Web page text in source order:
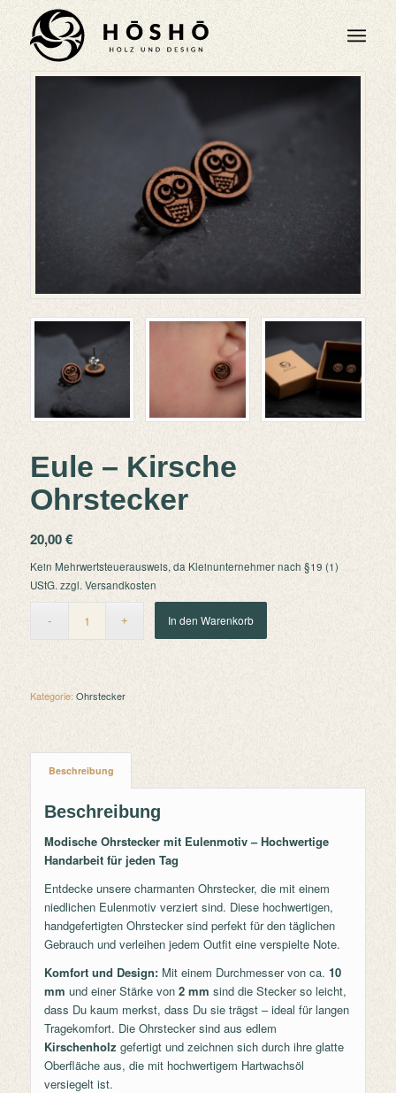
Eule – Kirsche
Ohrstecker
20,00€
Kein Mehrwertsteuerausweis, da Kleinunternehmer nach §19 (1)
UStG. zzgl.Versandkosten
In den Warenkorb
Kategorie: Ohrstecker
Beschreibung
Beschreibung
Modische Ohrstecker mit Eulenmotiv – Hochwertige
Handarbeit für jeden Tag
Entdecke unsere charmanten Ohrstecker, die mit einem
niedlichen Eulenmotiv verziert sind. Diese hochwertigen,
handgefertigten Ohrstecker sind perfekt für den täglichen
Gebrauch und verleihen jedem Outfit eine verspielte Note.
Komfort und Design:Mit einem Durchmesser von ca. 10
mm und einer Stärke von 2 mm sind die Stecker so leicht,
dass Du kaum merkst, dass Du sie trägst – ideal für langen
Tragekomfort. Die Ohrstecker sind aus edlem
Kirschenholz gefertigt und zeichnen sich durch ihre glatte
Oberfläche aus, die mit hochwertigem Hartwachsöl
versiegelt ist.